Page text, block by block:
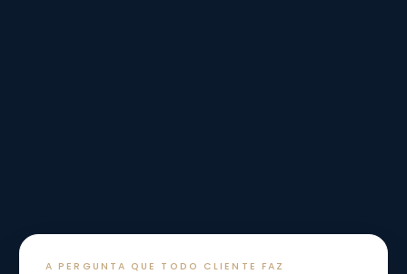
A PERGUNTA QUE TODO CLIENTE FAZ